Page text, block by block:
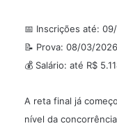
📅 Inscrições até:
📝 Prova: 08/03/
💰 Salário: até R$
A reta final já
nível da